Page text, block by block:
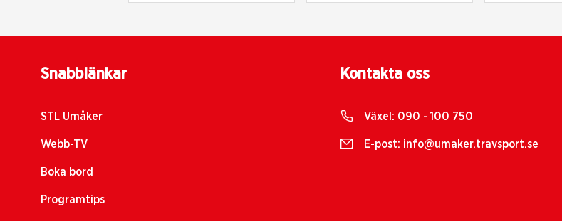
Snabblänkar
STL Umåker
Webb-TV
Boka bord
Programtips
Kontakta oss
Växel: 090 - 100 750
E-post: info@umaker.travsport.se